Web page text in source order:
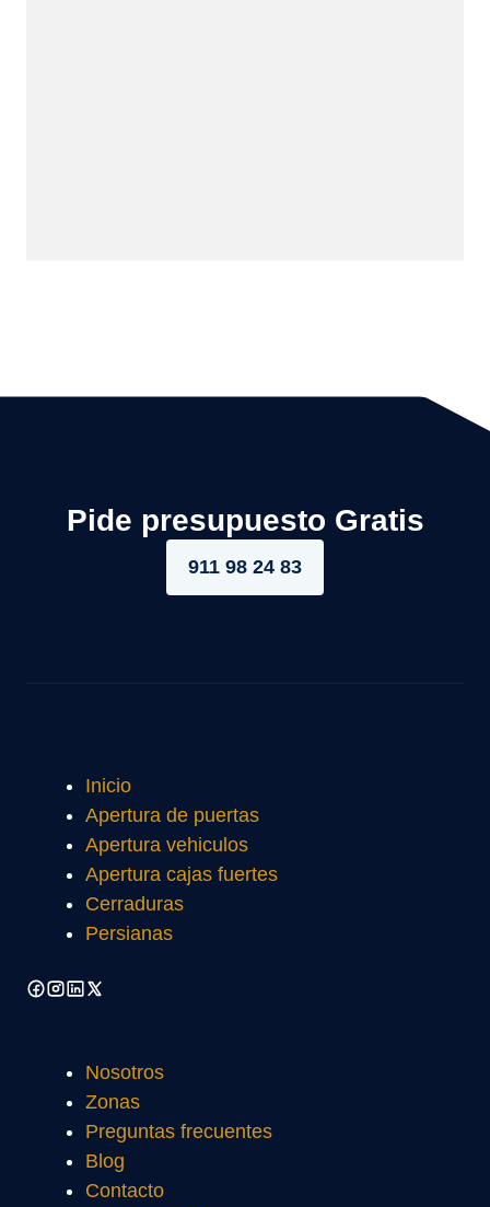
Pide presupuesto Gratis
911 98 24 83
Inicio
Apertura de puertas
Apertura vehiculos
Apertura cajas fuertes
Cerraduras
Persianas
Nosotros
Zonas
Preguntas frecuentes
Blog
Contacto